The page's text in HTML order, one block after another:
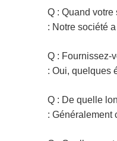
Q : Quand
: Notre société
Q : Fournissez-
: Oui, quelques
Q : De quelle
: Généralement